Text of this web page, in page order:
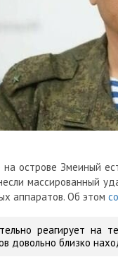
острове Змеиный
массированный
аппаратов. Об этом
реагирует на
довольно близко